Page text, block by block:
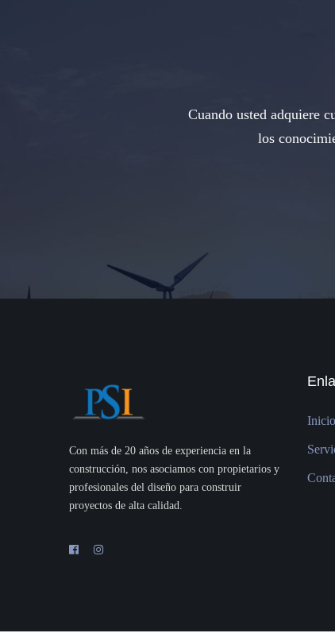
Cuando usted adquiere
los
Con más de 20 años de experiencia en la
construcción, nos asociamos con propietarios y
profesionales del diseño para construir
proyectos de alta calidad.
Inicio